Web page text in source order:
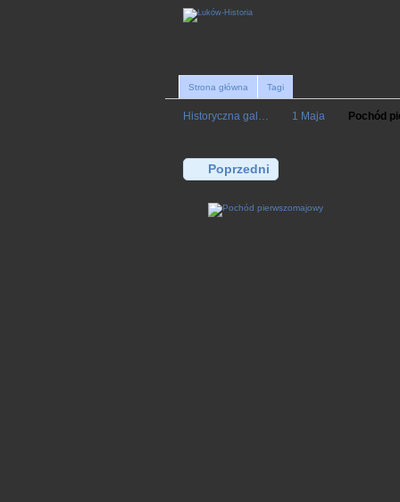
Strona główna Tagi
Historyczna gal… 1 Maja Pochód
Poprzedni